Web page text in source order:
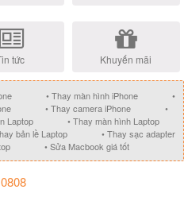
tức Khuyến mãi
• Thay màn hình iPhone
•
• Thay camera iPhone
•
Laptop
• Thay màn hình Laptop
bản lề Laptop
• Thay sạc adapter
• Sửa Macbook giá tốt